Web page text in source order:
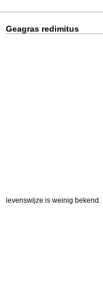
Geagras redimitus
levenswijze is weinig bekend.